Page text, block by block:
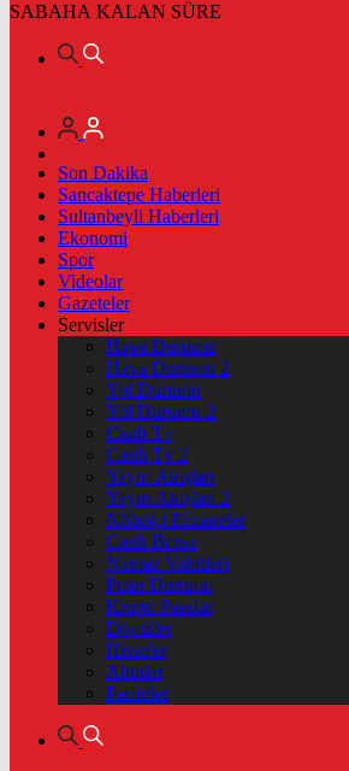
SABAHA KALAN SÜRE
Son Dakika
Sancaktepe Haberleri
Sultanbeyli Haberleri
Ekonomi
Spor
Videolar
Gazeteler
Servisler
Hava Durumu
Hava Durumu 2
Yol Durumu
Yol Durumu 2
Canlı Tv
Canlı Tv 2
Yayın Akışları
Yayın Akışları 2
Nöbetçi Eczaneler
Canlı Borsa
Namaz Vakitleri
Puan Durumu
Kripto Paralar
Dövizler
Hisseler
Altınlar
Pariteler